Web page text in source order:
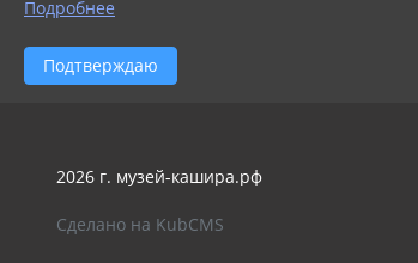
2026 г. музей-кашира.рф
Сделано на KubCMS
Подробнее
Подтверждаю